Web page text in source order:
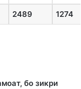
2489 1274
бо зикри